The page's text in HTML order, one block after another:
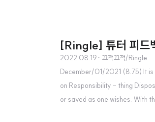
[Ringle] 튜터 피
2022.08.19 · 끄적끄적/Ringle
December/01/2021 (8.75) It
on Responsibility - thing
or saved as one wishes. With